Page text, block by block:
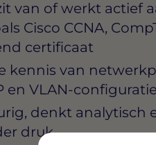
van of werkt actief
Cisco CCNA,
certificaat
kennis van
en VLAN-
denkt analytisch
druk